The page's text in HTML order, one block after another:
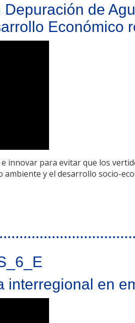
de
Económico
innovar para evitar que los
y el desarrollo socio-
de Aguas residuales industriales y
interregional en